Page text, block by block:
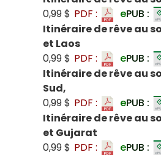
0,99 $ PDF : ePUB :
Itinéraire de rêve au
et Laos
0,99 $ PDF : ePUB :
Itinéraire de rêve au
Sud,
0,99 $ PDF : ePUB :
Itinéraire de rêve au
et Gujarat
0,99 $ PDF : ePUB :